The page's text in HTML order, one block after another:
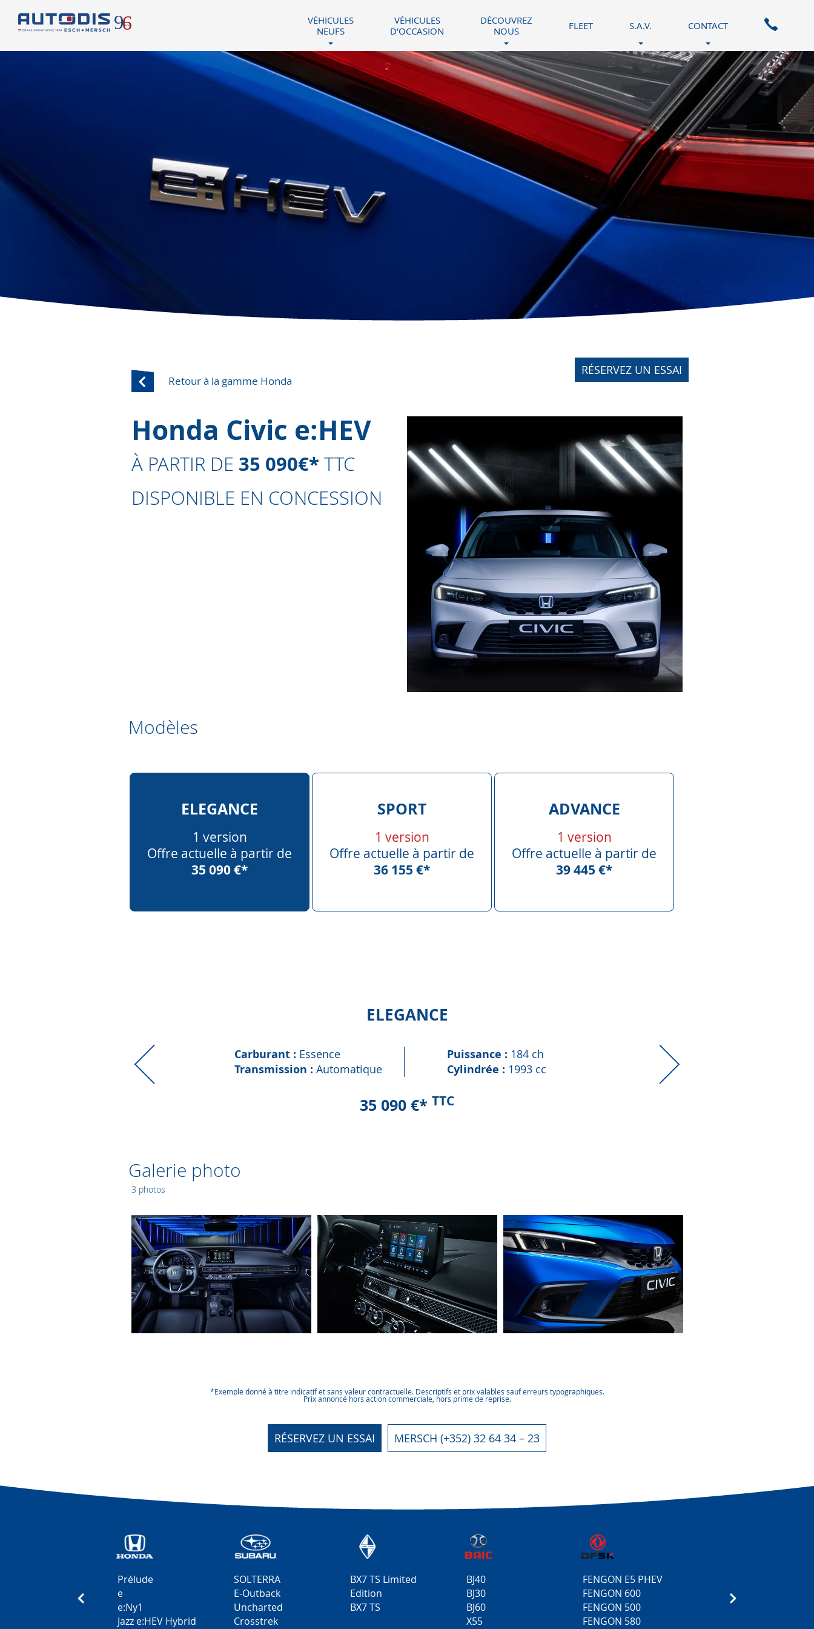
VÉHICULES
NEUFS
VÉHICULES
D'OCCASION
DÉCOUVREZ
NOUS
FLEET S.A.V. CONTACT
Retour à la gamme Honda
Honda Civic e:HEV
À PARTIR DE 35 090€* TTC
DISPONIBLE EN CONCESSION
RÉSERVEZ UN ESSAI
Modèles
ELEGANCE
1 version
Offre actuelle à partir de
35 090 €*
SPORT
1 version
Offre actuelle à partir de
36 155 €*
ADVANCE
1 version
Offre actuelle à partir de
39 445 €*
ELEGANCE
Carburant : Essence
Transmission : Automatique
Puissance : 184 ch
Cylindrée : 1993 cc
35 090 €* TTC
Galerie photo
3 photos
*Exemple donné à titre indicatif et sans valeur contractuelle. Descriptifs et prix valables sauf erreurs typographiques.
Prix annoncé hors action commerciale, hors prime de reprise.
RÉSERVEZ UN ESSAI MERSCH (+352) 32 64 34 – 23
Prélude
e
e:Ny1
Jazz e:HEV Hybrid
SOLTERRA
E-Outback
Uncharted
Crosstrek
BX7 TS Limited
Edition
BX7 TS
BJ40
BJ30
BJ60
X55
FENGON E5 PHEV
FENGON 600
FENGON 500
FENGON 580